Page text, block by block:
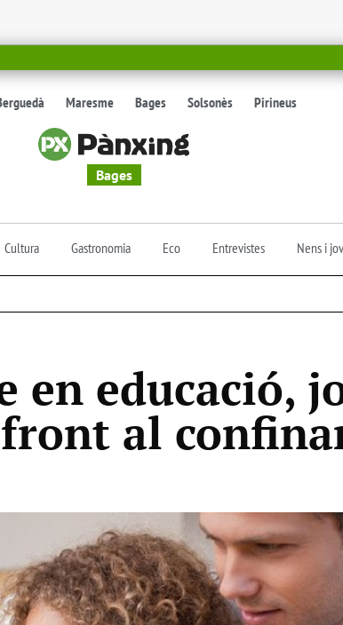
Maresme Bages Solsonès Pirineus
Bages
Cultura Gastronomia Eco Entrevistes Nens i
en educació,
al